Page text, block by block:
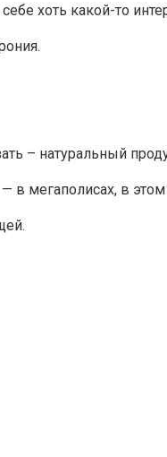
хоть какой-то
– натуральный
в мегаполисах, в